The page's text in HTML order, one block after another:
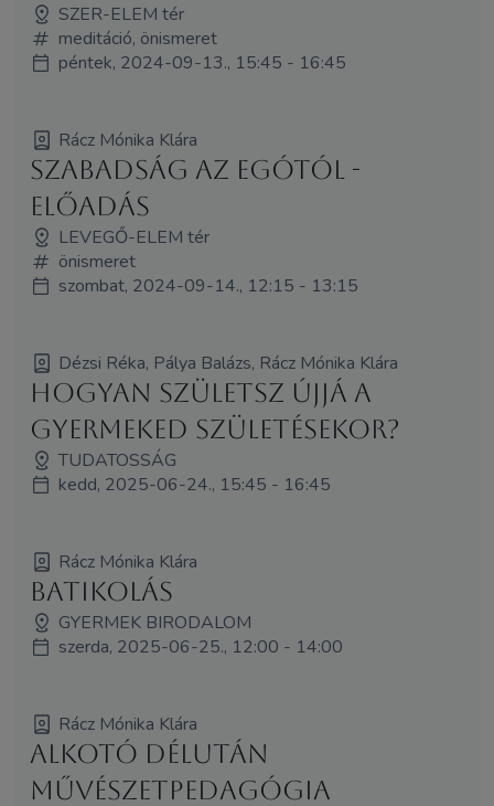
SZER-ELEM tér
meditáció, önismeret
péntek, 2024-09-13., 15:45 - 16:45
Rácz Mónika Klára
Szabadság az Egótól -
ELŐADÁS
LEVEGŐ-ELEM tér
önismeret
szombat, 2024-09-14., 12:15 - 13:15
Dézsi Réka, Pálya Balázs, Rácz Mónika Klára
Hogyan születsz újjá a
gyermeked születésekor?
TUDATOSSÁG
kedd, 2025-06-24., 15:45 - 16:45
Rácz Mónika Klára
BATIKOLÁS
GYERMEK BIRODALOM
szerda, 2025-06-25., 12:00 - 14:00
Rácz Mónika Klára
Alkotó délután
művészetpedagógia